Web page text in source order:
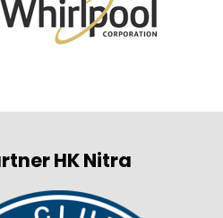
HK Nitra